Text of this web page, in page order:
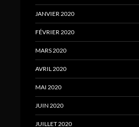
JANVIER 2020
FÉVRIER 2020
MARS 2020
AVRIL 2020
MAI 2020
JUIN 2020
JUILLET 2020